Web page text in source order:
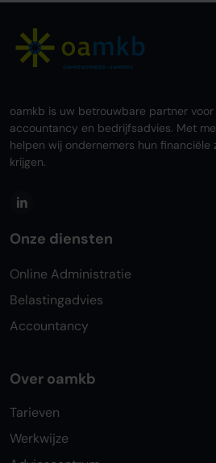
OAMKB BOXMEER – SAMBEEK
oamkb is uw betrouwbare partner
accountancy en bedrijfsadvies. Met
helpen wij ondernemers hun
krijgen.
Onze diensten
Online Administratie
Belastingadvies
Accountancy
Over oamkb
Tarieven
Werkwijze